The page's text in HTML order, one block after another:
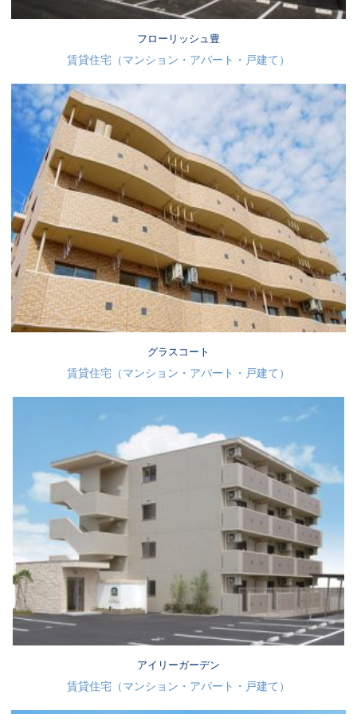
フローリッシュ豊
賃貸住宅（マンション・アパート・戸建て）
グラスコート
賃貸住宅（マンション・アパート・戸建て）
アイリーガーデン
賃貸住宅（マンション・アパート・戸建て）